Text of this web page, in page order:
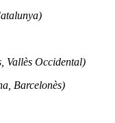
Vallès Occidental)
Barcelonès)